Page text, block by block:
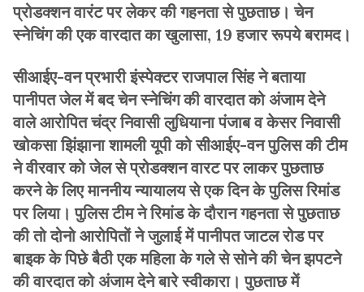
प्रोडक्शन वारंट पर लेकर की गहनता से पुछताछ। चेन
स्नेचिंग की एक वारदात का खुलासा, 19 हजार रूपये बरामद।
सीआईए-वन प्रभारी इंस्पेक्टर राजपाल सिंह ने बताया
पानीपत जेल में बद चेन स्नेचिंग की वारदात को अंजाम देने
वाले आरोपित चंद्र निवासी लुधियाना पंजाब व केसर निवासी
खोकसा झिंझाना शामली यूपी को सीआईए-वन पुलिस की टीम
ने वीरवार को जेल से प्रोडक्शन वारट पर लाकर पुछताछ
करने के लिए माननीय न्यायालय से एक दिन के पुलिस रिमांड
पर लिया। पुलिस टीम ने रिमांड के दौरान गहनता से पुछताछ
की तो दोनो आरोपितों ने जुलाई में पानीपत जाटल रोड पर
बाइक के पिछे बैठी एक महिला के गले से सोने की चेन झपटने
की वारदात को अंजाम देने बारे स्वीकारा। पुछताछ में